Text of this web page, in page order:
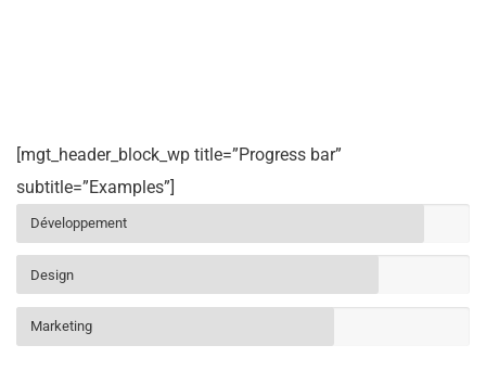
[mgt_header_block_wp title=”Progress bar”
subtitle=”Examples”]
Développement
Design
Marketing